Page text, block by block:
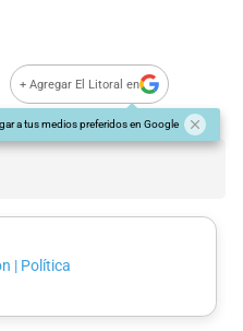
+ Agregar El Litoral en
a tus medios preferidos en Google
| Política